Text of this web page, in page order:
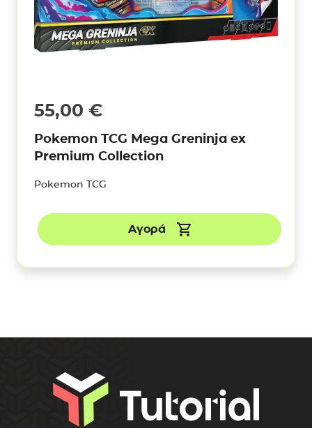
55,00 €
Pokemon TCG Mega Greninja ex
Premium Collection
Pokemon TCG
Αγορά